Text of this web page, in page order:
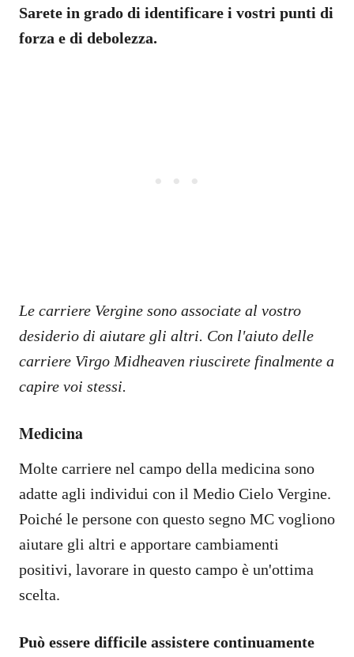
Sarete in grado di identificare i vostri punti di
forza e di debolezza.
Le carriere Vergine sono associate al vostro
desiderio di aiutare gli altri. Con l'aiuto delle
carriere Virgo Midheaven riuscirete finalmente a
capire voi stessi.
Medicina
Molte carriere nel campo della medicina sono
adatte agli individui con il Medio Cielo Vergine.
Poiché le persone con questo segno MC vogliono
aiutare gli altri e apportare cambiamenti
positivi, lavorare in questo campo è un'ottima
scelta.
Può essere difficile assistere continuamente